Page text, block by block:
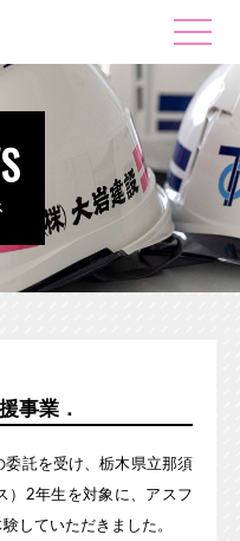
事業．
託を受け、栃木県立那須
）2年生を対象に、アスフ
していただきました。